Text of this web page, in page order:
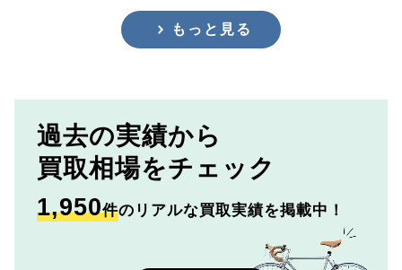
もっと見る
過去の実績から
買取相場をチェック
1,950件のリアルな買取実績を掲載中！